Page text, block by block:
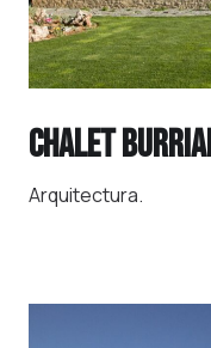
CHALET
Arquitectura.